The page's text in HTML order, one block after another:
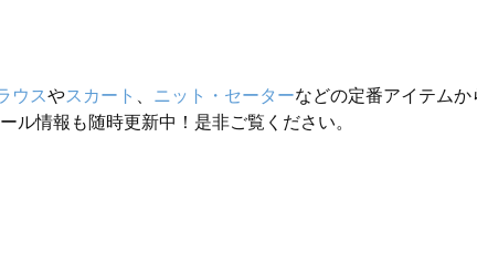
ウスやスカート ニット・セーターなどの定番アイテムか
ル情報も随時更新中！是非ご覧ください。